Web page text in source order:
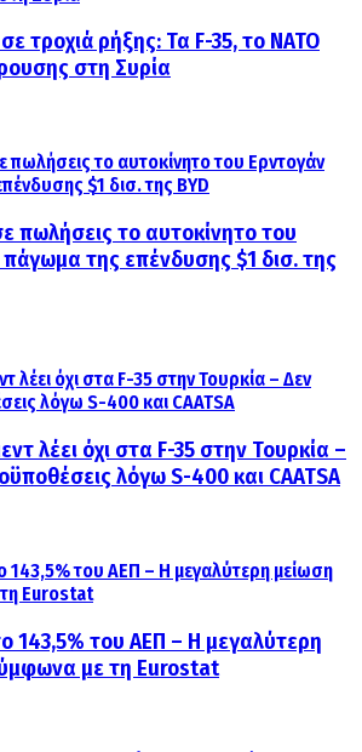
τροχιά ρήξης: Τα F-35, το ΝΑΤΟ
στη Συρία
πωλήσεις το αυτοκίνητο του
της επένδυσης $1 δισ. της
λέει όχι στα F-35 στην Τουρκία –
λόγω S-400 και CAATSA
143,5% του ΑΕΠ – Η μεγαλύτερη
με τη Eurostat